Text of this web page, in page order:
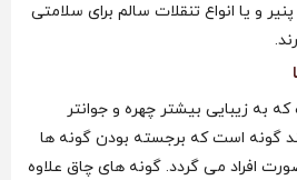
و یا انواع تنقلات سالم برای سلامتی
به زیبایی بیشتر چهره و جوانتر
گونه است که برجسته بودن گونه ها
افراد می‌ گردد. گونه های چاق علاوه